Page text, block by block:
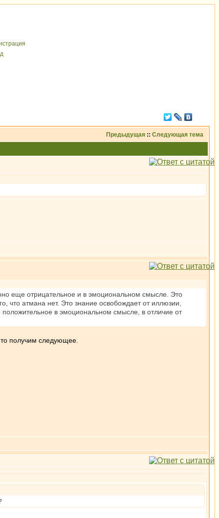
Предыдущая :: Следующая тема
еще отрицательное и в эмоциональном смысле. Это
что атмана нет. Это знание освобождает от иллюзии,
в эмоциональном смысле, в отличие от
то получим следующее.